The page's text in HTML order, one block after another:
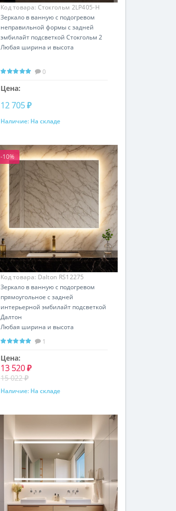
Код товара: Стокгольм 2LP405-H
Зеркало в ванную с подогревом
неправильной формы с задней
эмбилайт подсветкой Стокгольм 2
Любая ширина и высота
0
Цена:
12 705 ₽
Купить
Наличие: На складе
-10%
Код товара: Dalton RS12275
Зеркало в ванную с подогревом
прямоугольное с задней
интерьерной эмбилайт подсветкой
Далтон
Любая ширина и высота
Горизонтальная и вертикальная
1
Цена:
13 520 ₽
15 022 ₽
Купить
Наличие: На складе